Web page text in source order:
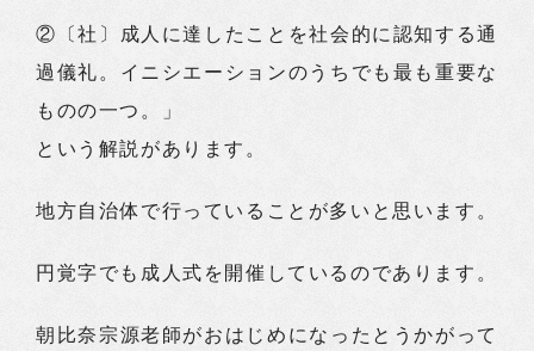
②〔社〕成人に達したことを社会的に認知する通
過儀礼。イニシエーションのうちでも最も重要な
ものの一つ。」
という解説があります。
地方自治体で行っていることが多いと思います。
円覚字でも成人式を開催しているのであります。
朝比奈宗源老師がおはじめになったとうかがって